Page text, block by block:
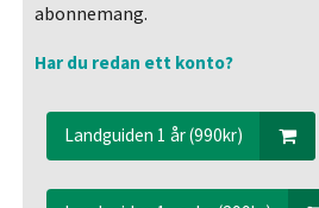
abonnemang.
Har du redan ett konto?
Landguiden 1 år (990kr)